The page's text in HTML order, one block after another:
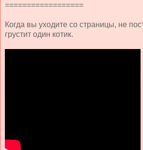
==================
Когда вы уходите со страницы, не
грустит один котик.